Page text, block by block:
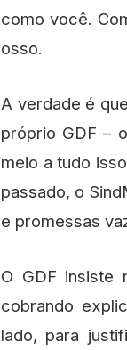
como você.
osso.
A verdade é
próprio GDF –
meio a tudo
passado, o
e promessas
O GDF insiste
cobrando
lado, para